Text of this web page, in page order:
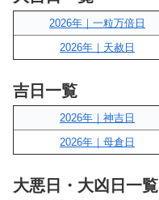
2026年｜一粒万倍日
2026年｜天赦日
吉日一覧
2026年｜神吉日
2026年｜母倉日
大悪日・大凶日一覧